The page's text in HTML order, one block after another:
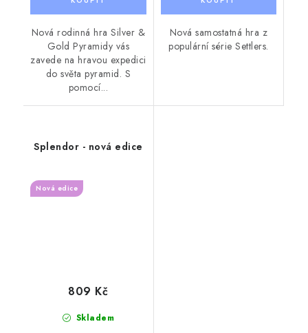
Nová rodinná hra Silver &
Gold Pyramidy vás
zavede na hravou expedici
do světa pyramid. S
pomocí...
Nová samostatná hra z
populární série Settlers.
Splendor - nová edice
Nová edice
Skladem
809 Kč